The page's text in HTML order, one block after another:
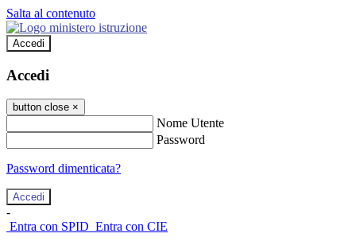
Salta al contenuto
Accedi
Accedi
button close ×
Nome Utente
Password
Password dimenticata?
-
Entra con SPID Entra con CIE